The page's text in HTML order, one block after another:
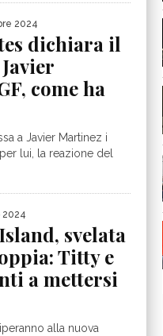
2024
dichiara il
come ha
a Javier Martinez i
lui, la reazione del
2024
svelata
Titty e
a mettersi
alla nuova